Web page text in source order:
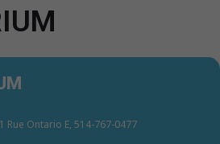
Rue Ontario E, 514-767-0477